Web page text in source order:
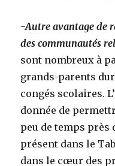
-Autre avantage de
des communautés
sont nombreux à
grands-parents
congés scolaires.
donnée de
peu de temps près
présent dans le
dans le cœur des